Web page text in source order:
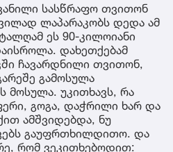
სასწრაფო თვითონ
ლაპარაკობს დედა ამ
ეს 90-კილოიანი
დახეთქებამ
ჩავარდნილი თვითონ,
გამოსულა
მოსულა. უკითხავს, რა
გოგა, დაჭრილი ხარ და
ამშვიდებდა, ნუ
გაუფრთხილდითო. და
რომ ვეკითხებოდით: